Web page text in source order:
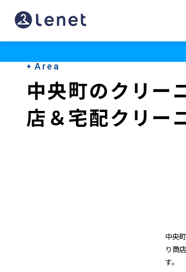
中
央
Area
中央町のクリー
店＆宅配クリー
中央
り商
す。